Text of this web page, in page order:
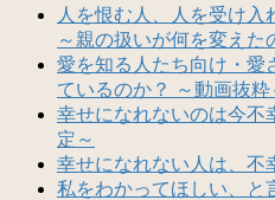
人を恨む人、人を受け入
～親の扱いが何を変えた
愛を知る人たち向け・愛
ているのか？ ～動画抜粋
幸せになれないのは今不
定～
幸せになれない人は、
私をわかってほしい、と